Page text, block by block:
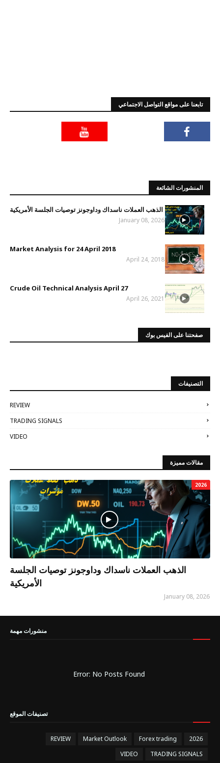
تابعنا على مواقع التواصل الاجتماعي
المنشورات الشائعة
الذهب العملات ناسداك وداوجونز توصيات الجلسة الأمريكية
January 08, 2026
Market Analysis for 24 April 2018
April 24, 2018
Crude Oil Technical Analysis April 27
April 26, 2021
صفحتنا على الفيس بوك
التصنيفات
REVIEW
TRADING SIGNALS
VIDEO
مقالات مميزة
2026
الذهب العملات ناسداك وداوجونز توصيات الجلسة
الأمريكية
January 08, 2026
منشورات مهمة
Error: No Posts Found
تصنيفات الموقع
2026
Forex trading
Market Outlook
REVIEW
TRADING SIGNALS
VIDEO